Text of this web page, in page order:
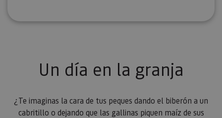
Un día en la granja
¿Te imaginas la cara de tus peques dando el biberón a un
cabritillo o dejando que las gallinas piquen maíz de sus